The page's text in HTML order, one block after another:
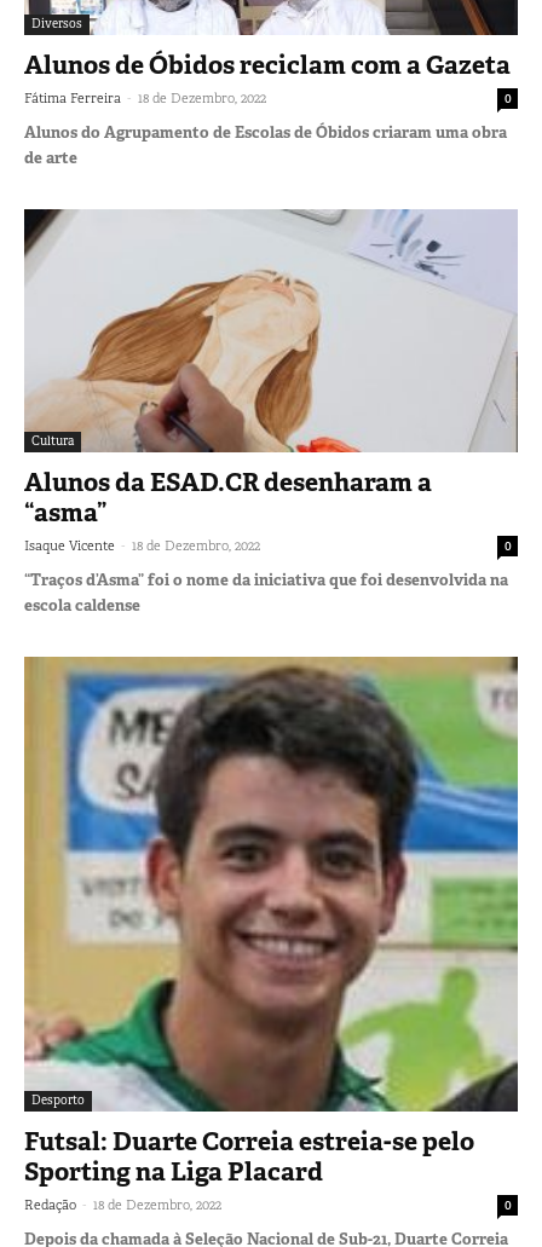
Diversos
Alunos de Óbidos reciclam com a Gazeta
Fátima Ferreira - 18 de Dezembro, 2022 0
Alunos do Agrupamento de Escolas de Óbidos criaram uma obra
de arte
Cultura
Alunos da ESAD.CR desenharam a
“asma”
Isaque Vicente - 18 de Dezembro, 2022 0
“Traços d’Asma” foi o nome da iniciativa que foi desenvolvida na
escola caldense
Desporto
Futsal: Duarte Correia estreia-se pelo
Sporting na Liga Placard
Redação - 18 de Dezembro, 2022 0
Depois da chamada à Seleção Nacional de Sub-21, Duarte Correia